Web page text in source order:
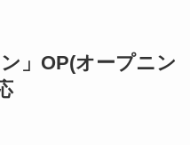
」OP(オープニン